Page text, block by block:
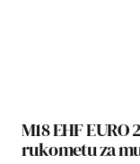
M18 EHF
rukometu za